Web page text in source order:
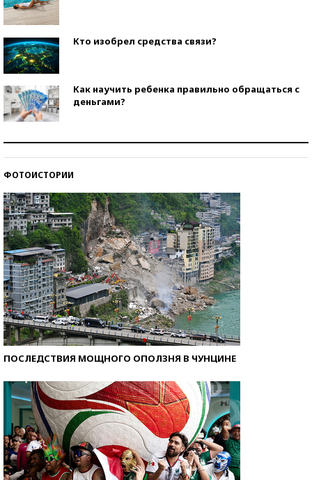
Кто изобрел средства связи?
Как научить ребенка правильно обращаться с
деньгами?
ФОТОИСТОРИИ
ПОСЛЕДСТВИЯ МОЩНОГО ОПОЛЗНЯ В ЧУНЦИНЕ